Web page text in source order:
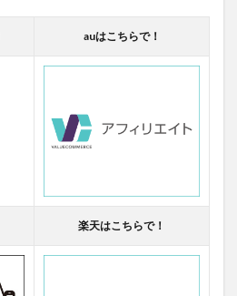
auはこちらで！
楽天はこちらで！